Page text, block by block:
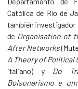
Católica de Río de
también
de Organisation of
After Networks
A Theory of Political
italiano) y Do
Bolsonarismo e